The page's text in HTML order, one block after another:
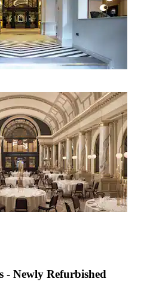
- Newly Refurbished